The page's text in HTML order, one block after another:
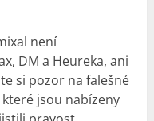
není
DM a Heureka, ani
si pozor na falešné
jsou nabízeny